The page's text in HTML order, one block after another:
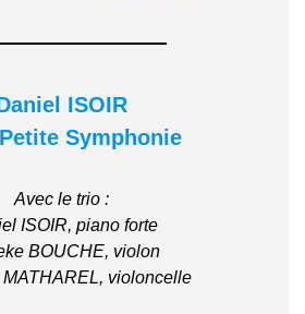
ISOIR
Symphonie
Avec le trio :
ISOIR, piano forte
BOUCHE, violon
violoncelle